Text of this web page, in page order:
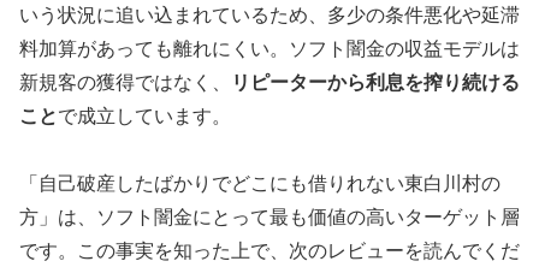
いう状況に追い込まれているため、多少の条件悪化や延滞
料加算があっても離れにくい。ソフト闇金の収益モデルは
新規客の獲得ではなく、
リピーターから利息を搾り続ける
ことで成立しています。
「自己破産したばかりでどこにも借りれない東白川村の
方」は、ソフト闇金にとって最も価値の高いターゲット層
です。この事実を知った上で、次のレビューを読んでくだ